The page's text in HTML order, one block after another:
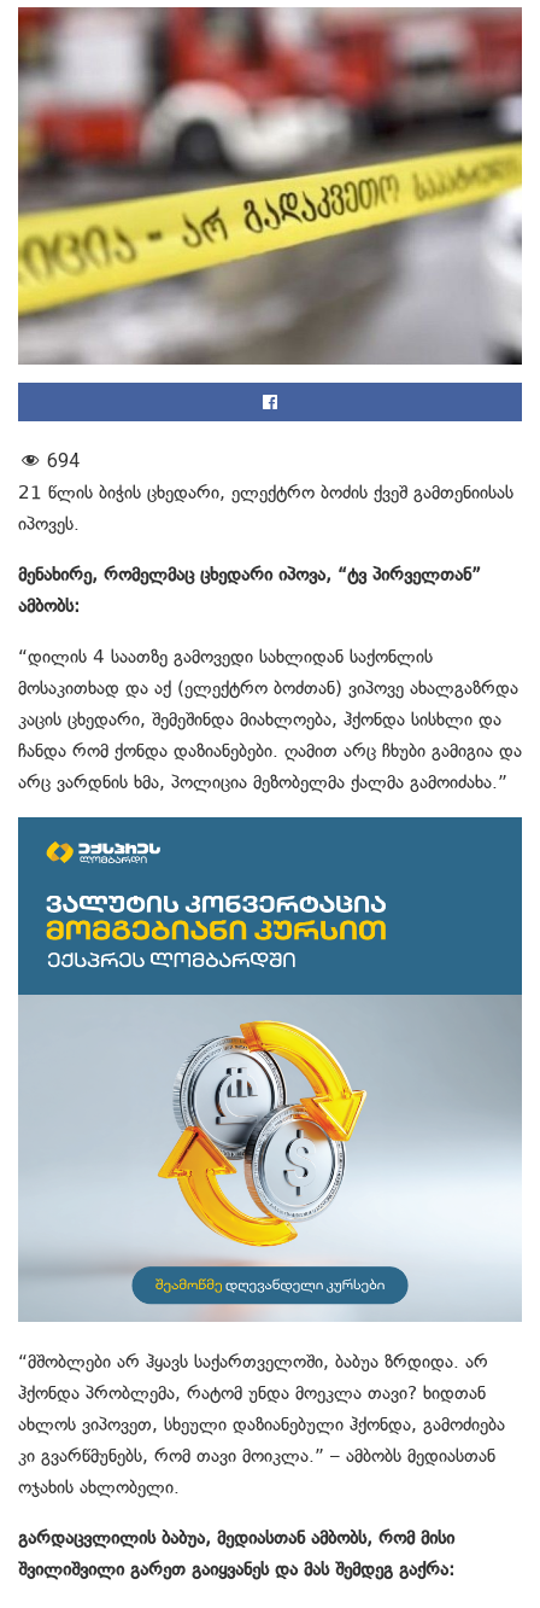
694
21 წლის ბიჭის ცხედარი, ელექტრო ბოძის ქვეშ გამთენიისას
იპოვეს.
მენახირე, რომელმაც ცხედარი იპოვა, “ტვ პირველთან”
ამბობს:
“დილის 4 საათზე გამოვედი სახლიდან საქონლის
მოსაკითხად და აქ (ელექტრო ბოძთან) ვიპოვე ახალგაზრდა
კაცის ცხედარი, შემეშინდა მიახლოება, ჰქონდა სისხლი და
ჩანდა რომ ქონდა დაზიანებები. ღამით არც ჩხუბი გამიგია და
არც ვარდნის ხმა, პოლიცია მეზობელმა ქალმა გამოიძახა.”
“მშობლები არ ჰყავს საქართველოში, ბაბუა ზრდიდა. არ
ჰქონდა პრობლემა, რატომ უნდა მოეკლა თავი? ხიდთან
ახლოს ვიპოვეთ, სხეული დაზიანებული ჰქონდა, გამოძიება
კი გვარწმუნებს, რომ თავი მოიკლა.” – ამბობს მედიასთან
ოჯახის ახლობელი.
გარდაცვლილის ბაბუა, მედიასთან ამბობს, რომ მისი
შვილიშვილი გარეთ გაიყვანეს და მას შემდეგ გაქრა: